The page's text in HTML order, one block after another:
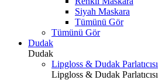
Siyah Maskara
Tümünü Gör
Tümünü Gör
Dudak
Dudak
Lipgloss & Dudak Parlatıcısı
Lipgloss & Dudak Parlatıcısı